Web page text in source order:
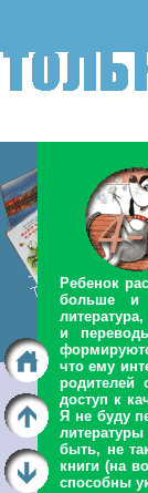
Ребенок
больше и
и
что ему
доступ к
Я не буду
быть, не
книги (на
способны